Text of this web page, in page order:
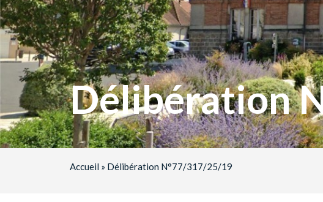
Délibération
Accueil » Délibération N°77/317/25/19